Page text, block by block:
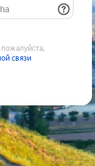
связи